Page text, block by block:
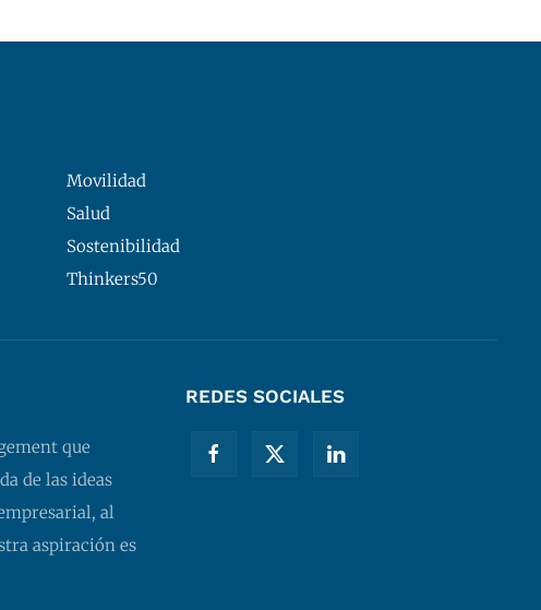
Movilidad
Salud
Sostenibilidad
Thinkers50
que
de las ideas
al
aspiración es
REDES SOCIALES